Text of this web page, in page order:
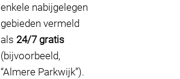
enkele nabijgelegen
gebieden vermeld
als 24/7 gratis
(bijvoorbeeld,
“Almere Parkwijk”).